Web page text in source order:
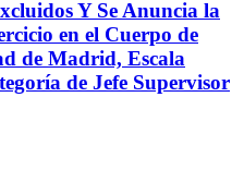
Y Se Anuncia la
en el Cuerpo de
de Madrid, Escala
de Jefe Supervisor